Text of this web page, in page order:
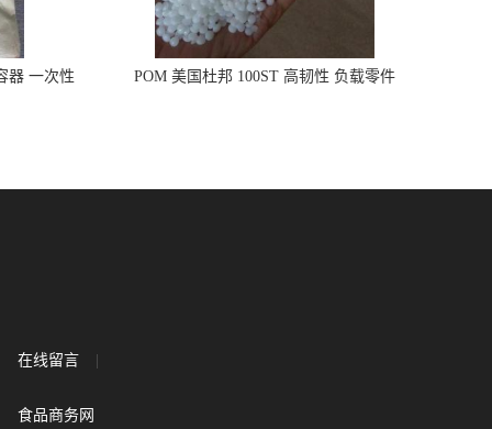
器 一次性
POM 美国杜邦 100ST 高韧性 负载零件
在线留言
食品商务网